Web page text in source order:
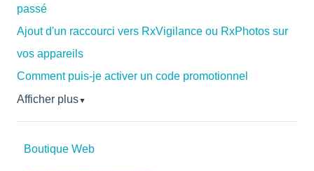
passé
Ajout d'un raccourci vers RxVigilance ou RxPhotos sur
vos appareils
Comment puis-je activer un code promotionnel
Afficher plus▼
Boutique Web